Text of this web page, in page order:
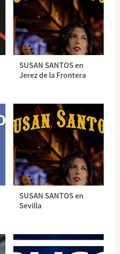
SUSAN SANTOS en
Jerez de la Frontera
SUSAN SANTOS en
Sevilla